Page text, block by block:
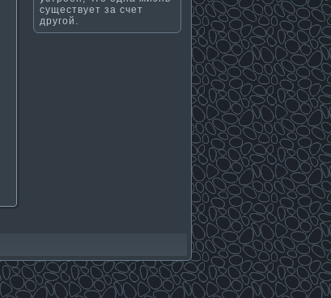
существует за счет
другой.